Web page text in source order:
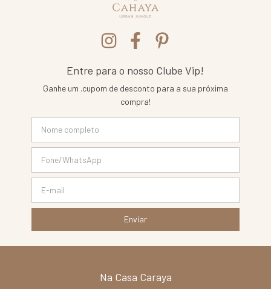
Entre para o nosso Clube Vip!
Ganhe um .cupom de desconto para a sua próxima
compra!
Na Casa Caraya